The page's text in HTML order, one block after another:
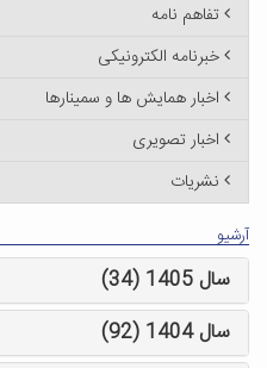
تفاهم نامه
خبرنامه الکترونیکی
اخبار همایش ها و سمینارها
اخبار تصویری
نشریات
آرشیو
سال 1405 (34)
سال 1404 (92)